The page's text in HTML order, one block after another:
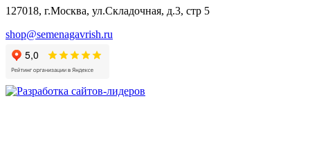
Валериана
Валерианелла
Гибискус лекарственный
Девясил
Душица
Змееголовник
127018, г.Москва, ул.Складочная, д.3, стр 5
shop@semenagavrish.ru